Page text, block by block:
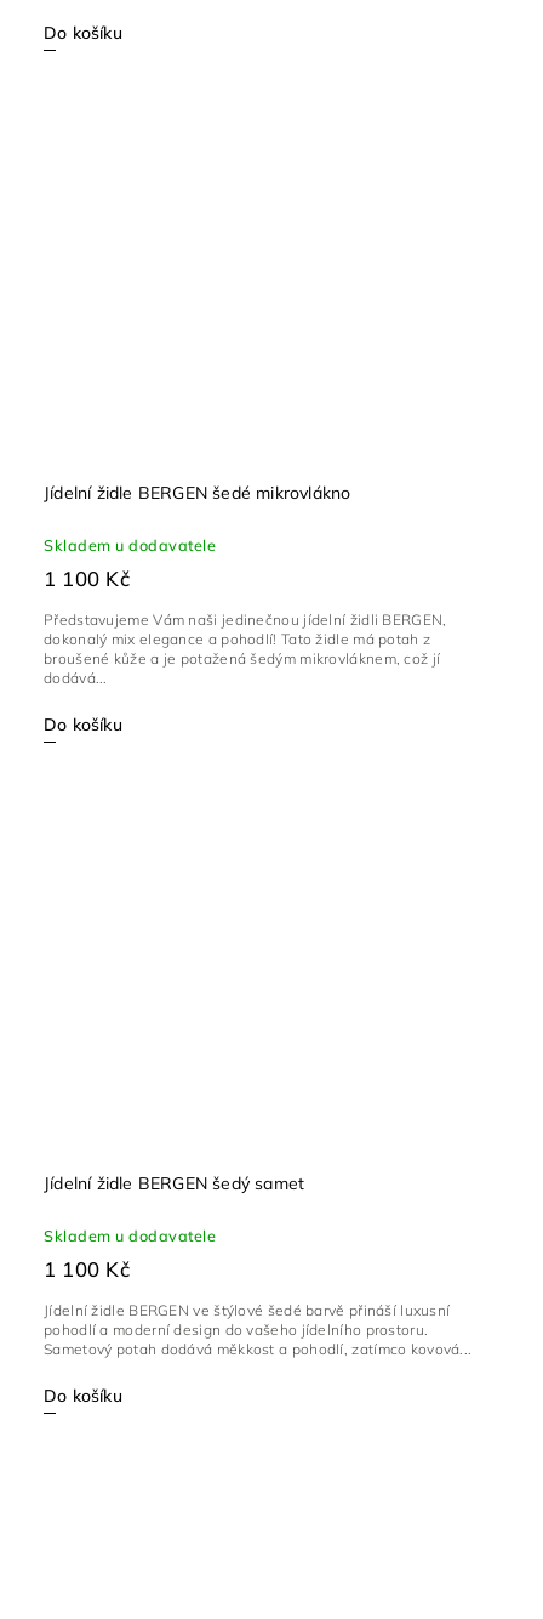
Do košíku
Jídelní židle BERGEN šedé mikrovlákno
Skladem u dodavatele
1 100 Kč
Do košíku
Představujeme Vám naši jedinečnou jídelní židli BERGEN,
dokonalý mix elegance a pohodlí! Tato židle má potah z
broušené kůže a je potažená šedým mikrovláknem, což jí
dodává...
Jídelní židle BERGEN šedý samet
Skladem u dodavatele
1 100 Kč
Do košíku
Jídelní židle BERGEN ve štýlové šedé barvě přináší luxusní
pohodlí a moderní design do vašeho jídelního prostoru.
Sametový potah dodává měkkost a pohodlí, zatímco kovová...